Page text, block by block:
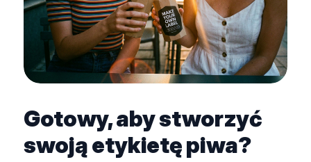
Gotowy, aby stworzyć
swoją etykietę piwa?